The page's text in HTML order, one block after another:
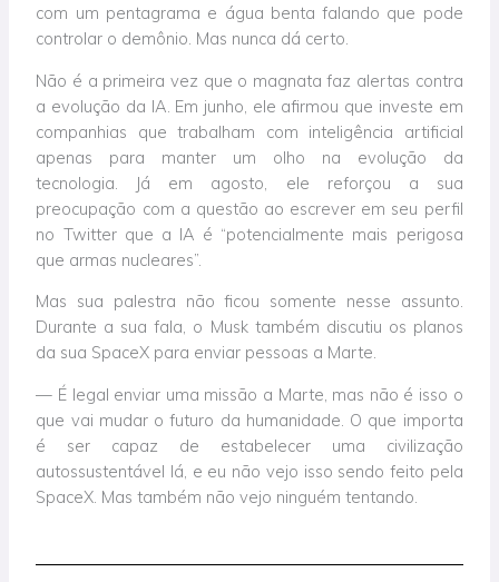
com um pentagrama e água benta falando que pode
controlar o demônio. Mas nunca dá certo.
Não é a primeira vez que o magnata faz alertas contra
a evolução da IA. Em junho, ele afirmou que investe em
companhias que trabalham com inteligência artificial
apenas para manter um olho na evolução da
tecnologia. Já em agosto, ele reforçou a sua
preocupação com a questão ao escrever em seu perfil
no Twitter que a IA é “potencialmente mais perigosa
que armas nucleares”.
Mas sua palestra não ficou somente nesse assunto.
Durante a sua fala, o Musk também discutiu os planos
da sua SpaceX para enviar pessoas a Marte.
— É legal enviar uma missão a Marte, mas não é isso o
que vai mudar o futuro da humanidade. O que importa
é ser capaz de estabelecer uma civilização
autossustentável lá, e eu não vejo isso sendo feito pela
SpaceX. Mas também não vejo ninguém tentando.